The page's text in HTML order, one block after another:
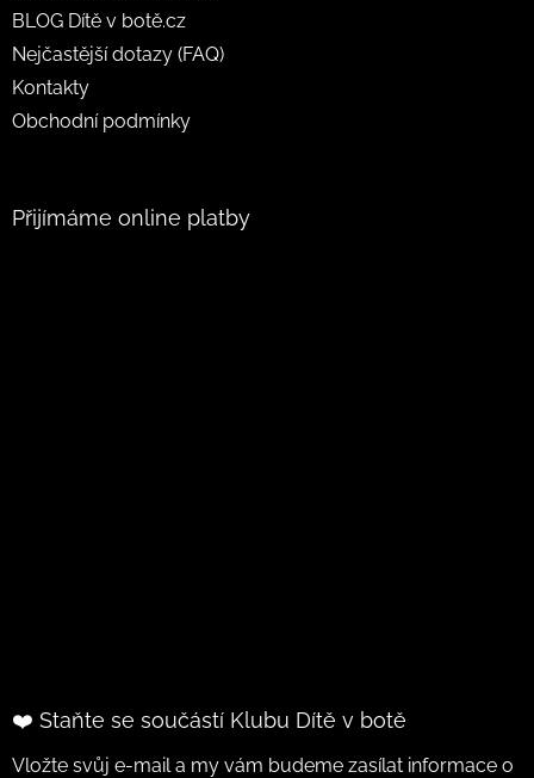
BLOG Dítě v botě.cz
Nejčastější dotazy (FAQ)
Kontakty
Obchodní podmínky
Přijímáme online platby
❤️ Staňte se součástí Klubu Dítě v botě
Vložte svůj e-mail a my vám budeme zasílat informace o